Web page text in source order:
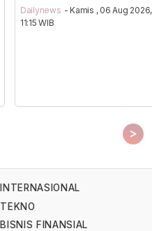
Dailynews - Kamis , 06 Aug 2026,
11:15 WIB
>
INTERNASIONAL
TEKNO
BISNIS FINANSIAL